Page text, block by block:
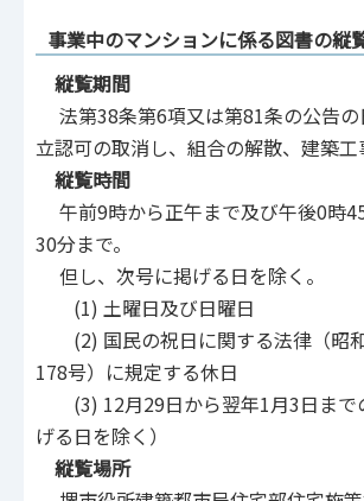
事業中のマンションに係る図書の縦
縦覧期間
法第38条第6項又は第81条の公告
立認可の取消し、組合の解散、建築工
縦覧時間
午前9時から正午まで及び午後0時
30分まで。
但し、次号に掲げる日を除く。
(1) 土曜日及び日曜日
(2) 国民の祝日に関する法律（昭
178号）に規定する休日
(3) 12月29日から翌年1月3日まで
げる日を除く）
縦覧場所